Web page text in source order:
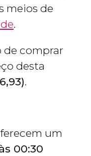
meios de
.
de comprar
desta
6,93).
um
00:30